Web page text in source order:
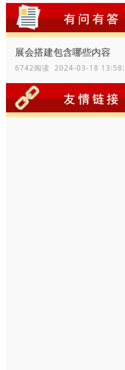
展会搭建包含哪些内容
6742阅读 2024-03-18